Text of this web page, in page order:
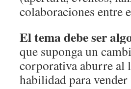
colaboraciones entre
El tema debe ser
que suponga un
corporativa aburre al
habilidad para